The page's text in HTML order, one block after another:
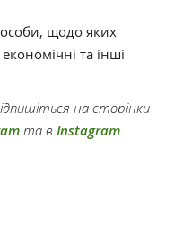
щодо яких
та інші
на сторінки
та в Instagram